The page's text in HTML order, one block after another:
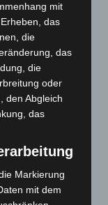
3.250
1.270
mit
das
die
das
die
oder
den Abgleich
das
Markierung
mit dem